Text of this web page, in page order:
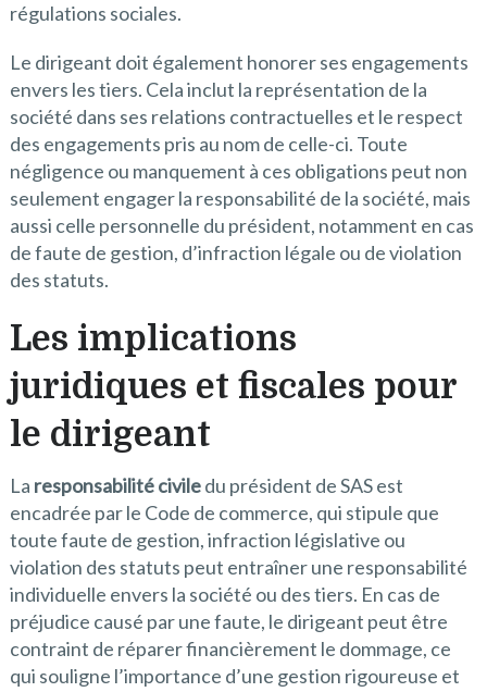
régulations sociales.
Le dirigeant doit également honorer ses engagements
envers les tiers. Cela inclut la représentation de la
société dans ses relations contractuelles et le respect
des engagements pris au nom de celle-ci. Toute
négligence ou manquement à ces obligations peut non
seulement engager la responsabilité de la société, mais
aussi celle personnelle du président, notamment en cas
de faute de gestion, d’infraction légale ou de violation
des statuts.
Les implications
juridiques et fiscales pour
le dirigeant
La responsabilité civiledu président de SAS est
encadrée par le Code de commerce, qui stipule que
toute faute de gestion, infraction législative ou
violation des statuts peut entraîner une responsabilité
individuelle envers la société ou des tiers. En cas de
préjudice causé par une faute, le dirigeant peut être
contraint de réparer financièrement le dommage, ce
qui souligne l’importance d’une gestion rigoureuse et